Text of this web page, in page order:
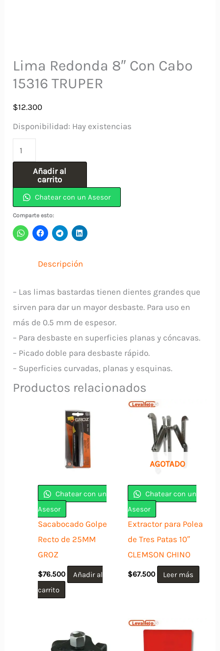
Lima Redonda 8″ Con Cabo
15316 TRUPER
$12.300
Disponibilidad: Hay existencias
Redonda
Con
Cabo
15316
TRUPER
Añadir al
carrito
Chatear con un Asesor
Comparte esto:
Descripción
– Las limas bastardas tienen dientes grandes que
sirven para dar un mayor desbaste. Para uso en
más de 0.5 mm de espesor.
– Para desbaste en superficies planas y cóncavas.
– Picado doble para desbaste rápido.
– Superficies curvadas, planas y esquinas.
Productos relacionados
Chatear con un
Asesor
Sacabocado Golpe
Recto de 25MM
GROZ
$76.500
Añadir al
carrito
AGOTADO
Chatear con un
Asesor
Extractor para Polea
de Tres Patas 10″
CLEMSON CHINO
$67.500 Leer más